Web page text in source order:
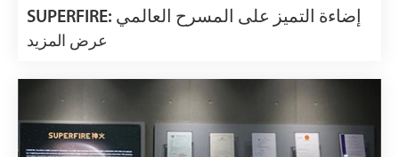
SUPERFIRE: إضاءة التميز على المسرح العالمي
عرض المزيد